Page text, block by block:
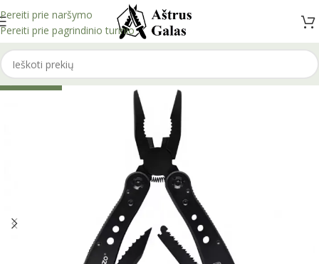
Pereiti prie naršymo
Pereiti prie pagrindinio turinio